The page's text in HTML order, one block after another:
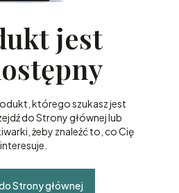
jest
którego szukasz jest
do Strony głównej lub
żeby znaleźć to, co Cię
interesuje.
Strony głównej